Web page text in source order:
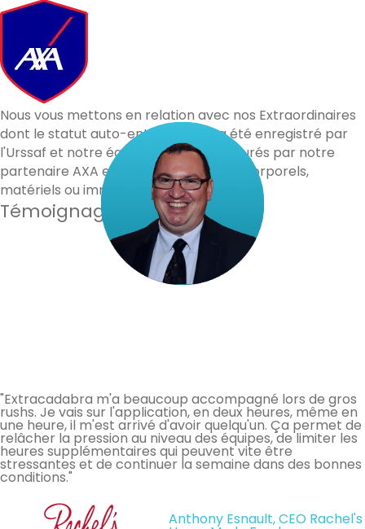
Nous vous mettons en relation avec nos Extraordinaires
dont le statut auto-entrepreneur a été enregistré par
l'Urssaf et notre équipe. Vous êtes assurés par notre
partenaire AXA en cas de dommages corporels,
matériels ou immatériels.
Témoignages de nos clients
"Extracadabra m'a beaucoup accompagné lors de gros
rushs. Je vais sur l'application, en deux heures, même en
une heure, il m'est arrivé d'avoir quelqu'un. Ça permet de
relâcher la pression au niveau des équipes, de limiter les
heures supplémentaires qui peuvent vite être
stressantes et de continuer la semaine dans des bonnes
conditions."
Anthony Esnault, CEO Rachel's